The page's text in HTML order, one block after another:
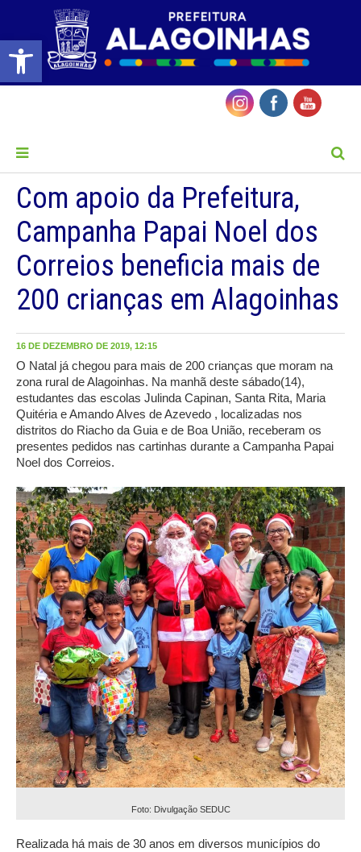
Barra de Ferramentas Aberta
Com apoio da Prefeitura,
Campanha Papai Noel dos
Correios beneficia mais de
200 crianças em Alagoinhas
16 DE DEZEMBRO DE 2019, 12:15
O Natal já chegou para mais de 200 crianças que moram na
zona rural de Alagoinhas. Na manhã deste sábado(14),
estudantes das escolas Julinda Capinan, Santa Rita, Maria
Quitéria e Amando Alves de Azevedo , localizadas nos
distritos do Riacho da Guia e de Boa União, receberam os
presentes pedidos nas cartinhas durante a Campanha Papai
Noel dos Correios.
Foto: Divulgação SEDUC
Realizada há mais de 30 anos em diversos municípios do